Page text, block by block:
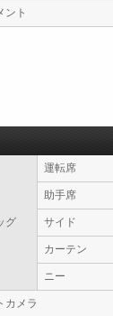
ント
グ
運転席
助手席
サイド
カーテン
ニー
カメラ